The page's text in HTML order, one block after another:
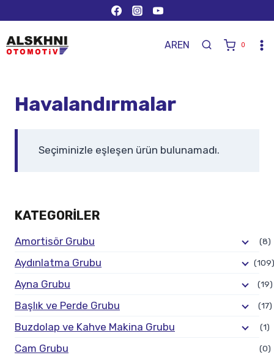
AREN 0
Havalandırmalar
Seçiminizle eşleşen ürün bulunamadı.
KATEGORILER
Amortisör Grubu (8)
Aydınlatma Grubu (109)
Ayna Grubu (19)
Başlık ve Perde Grubu (17)
Buzdolap ve Kahve Makina Grubu (1)
Cam Grubu (0)